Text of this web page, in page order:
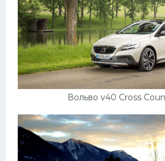
Вольво v40 Cross
Фольксваген
Лексус
Дэу
Скания
Форд
Джили
Хавал